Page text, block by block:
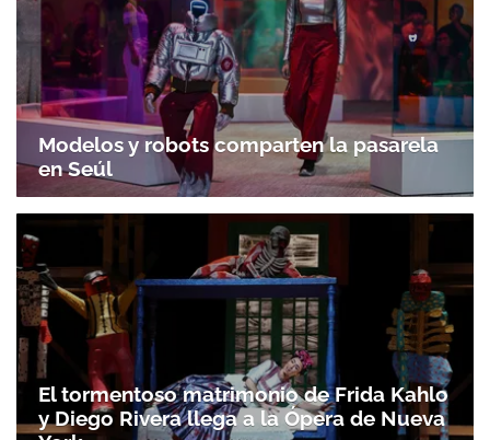
Modelos y robots comparten la pasarela
en Seúl
El tormentoso matrimonio de Frida Kahlo
y Diego Rivera llega a la Ópera de Nueva